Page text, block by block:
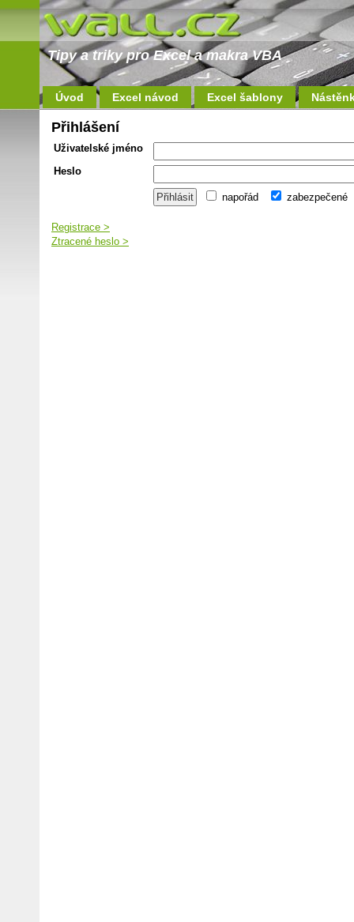
Tipy a triky pro Excel a makra VBA
Úvod Excel návod Excel šablony
Přihlášení
Uživatelské jméno
Heslo
napořád zabezpečené
Registrace >
Ztracené heslo >